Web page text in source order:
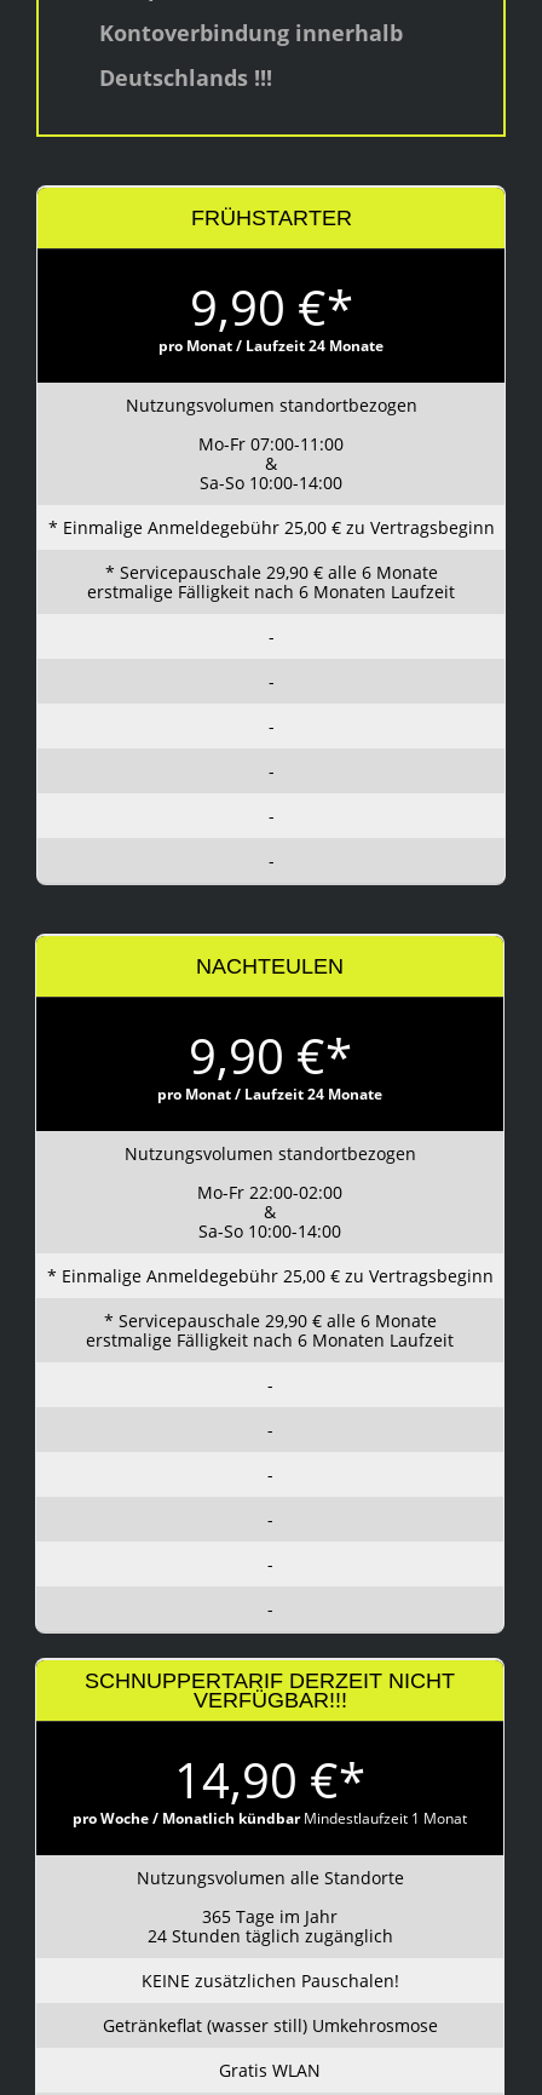
Kontoverbindung innerhalb
Deutschlands !!!
FRÜHSTARTER
9,90 €*
pro Monat / Laufzeit 24 Monate
Nutzungsvolumen standortbezogen
Mo-Fr 07:00-11:00
&
Sa-So 10:00-14:00
* Einmalige Anmeldegebühr 25,00 € zu Vertragsbeginn
* Servicepauschale 29,90 € alle 6 Monate
erstmalige Fälligkeit nach 6 Monaten Laufzeit
-
-
-
-
-
-
NACHTEULEN
9,90 €*
pro Monat / Laufzeit 24 Monate
Nutzungsvolumen standortbezogen
Mo-Fr 22:00-02:00
&
Sa-So 10:00-14:00
* Einmalige Anmeldegebühr 25,00 € zu Vertragsbeginn
* Servicepauschale 29,90 € alle 6 Monate
erstmalige Fälligkeit nach 6 Monaten Laufzeit
-
-
-
-
-
-
SCHNUPPERTARIF DERZEIT NICHT
VERFÜGBAR!!!
14,90 €*
pro Woche / Monatlich kündbarMindestlaufzeit 1 Monat
Nutzungsvolumen alle Standorte
365 Tage im Jahr
24 Stunden täglich zugänglich
KEINE zusätzlichen Pauschalen!
Getränkeflat (wasser still) Umkehrosmose
Gratis WLAN